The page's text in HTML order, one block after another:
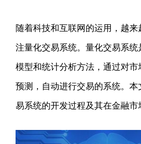
随着科技和互联网的运用，越来
注量化交易系统。量化交易系统
模型和统计分析方法，通过对市
预测，自动进行交易的系统。本
易系统的开发过程及其在金融市